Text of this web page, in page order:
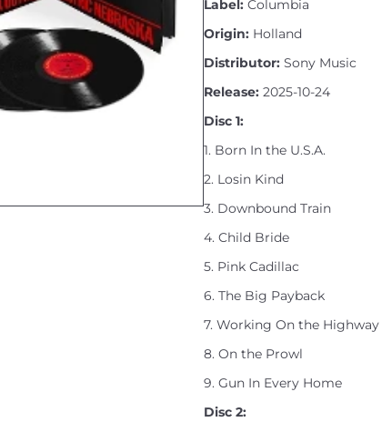
Label: Columbia
Origin: Holland
Distributor: Sony Music
Release: 2025-10-24
Disc 1:
1. Born In the U.S.A.
2. Losin Kind
3. Downbound Train
4. Child Bride
5. Pink Cadillac
6. The Big Payback
7. Working On the Highway
8. On the Prowl
9. Gun In Every Home
Disc 2: